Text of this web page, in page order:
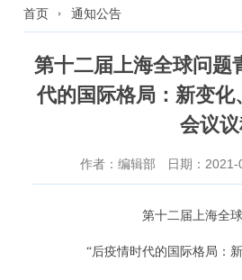
首页 通知公告
第十二届上海全球问题
代的国际格局：新变化
会议
作者：编辑部 日期：2021-
第十二届上海全
“后疫情时代的国际格局：